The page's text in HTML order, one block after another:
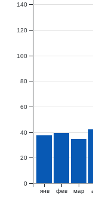
янв фев мар
0
20
40
60
80
100
120
140